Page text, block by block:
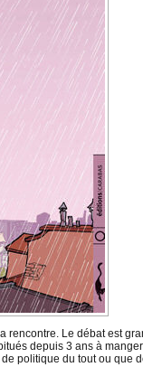
rencontre. Le débat est
depuis 3 ans à
politique du tout ou que